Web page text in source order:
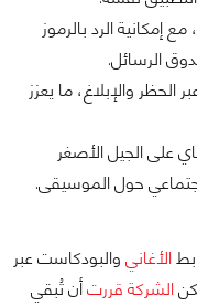
إمكانية الرد بالرموز
الرسائل.
والإبلاغ، ما يعزز
على الجيل الأصغر
حول الموسيقى.
الأغاني والبودكاست عبر
الشركة قررتأن تُبقي